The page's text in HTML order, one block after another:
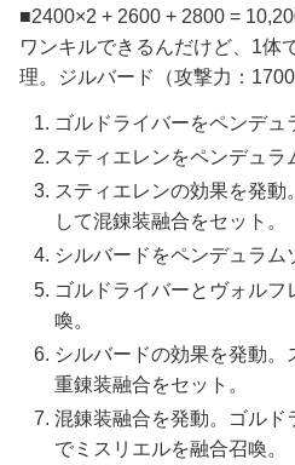
■2400×2 + 2600 + 2800 =
ワンキルできるんだけど、1体
理。ジルバード（攻撃力：
ゴルドライバーをペンデュ
スティエレンをペンデュラ
スティエレンの効果を発
して混錬装融合をセット。
シルバードをペンデュラム
ゴルドライバーとヴォル
喚。
シルバードの効果を発動。
重錬装融合をセット。
混錬装融合を発動。ゴルド
でミスリエルを融合召喚。